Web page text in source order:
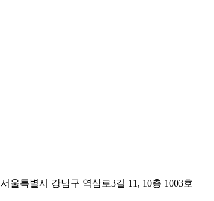
서울특별시 강남구 역삼로3길 11, 10층 1003호